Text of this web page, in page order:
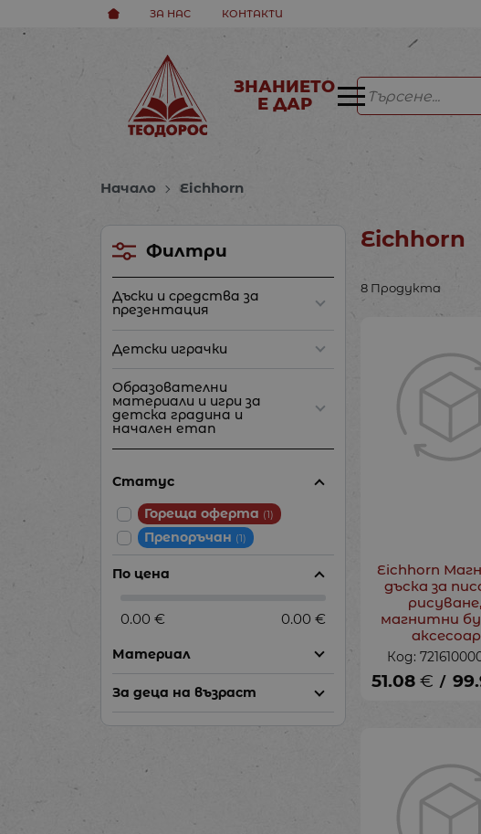
ЗА НАС КОНТАКТИ
ЗНАНИЕТО
Е ДАР
Начало Eichhorn
Eichhorn
8 Продукта
Eichhorn
дъска за
магнитни
Код:
51.08 € /
Филтри
Дъски и средства за
презентация
Детски играчки
Образователни
материали и игри за
детска градина и
начален етап
Статус
Гореща оферта (1)
Препоръчан (1)
По цена
0.00 € 0.00 €
Материал
За деца на възраст